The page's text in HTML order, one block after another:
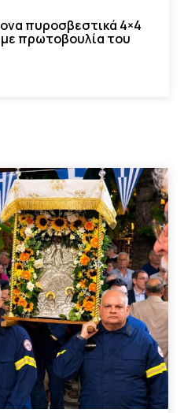
πυροσβεστικά 4×4
πρωτοβουλία του